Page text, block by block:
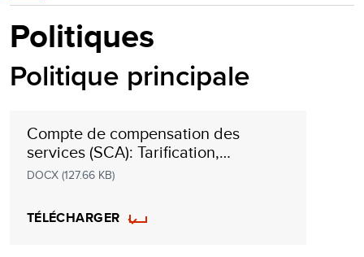
Politiques
Politique principale
Compte de compensation des
services (SCA): Tarification,
facturation et recouvrement des
redevances
DOCX (127.66 KB)
TÉLÉCHARGER